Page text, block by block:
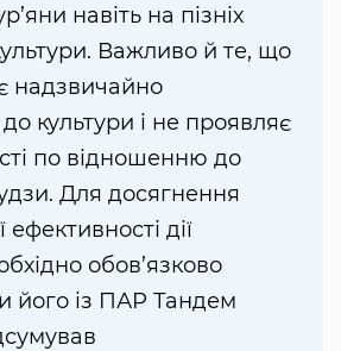
навіть на пізніх
Важливо й те, що
надзвичайно
культури і не проявляє
по відношенню до
Для досягнення
дії
обов’язково
його із ПАР Тандем